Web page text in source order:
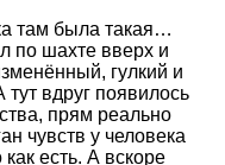
там была такая…
по шахте вверх и
гулкий и
вдруг появилось
прям реально
чувств у человека
есть. А вскоре